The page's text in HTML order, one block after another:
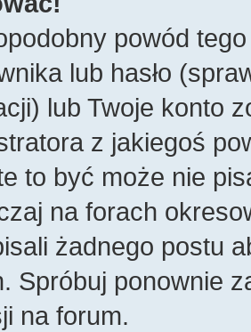
powód
lub hasło
lub Twoje konto
z jakiegoś
to być może nie
na forach
żadnego postu
Spróbuj ponownie
na forum.